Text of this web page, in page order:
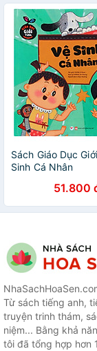
Sách Giáo Dục
Sinh Cá Nhân
51.800
Từ sách tiếng anh,
truyện trinh thám,
niệm... Bằng khả
tôi đã tổng hợp hơn